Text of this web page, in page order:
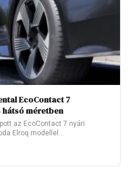
EcoContact 7
méretben
az EcoContact 7 nyári
Elroq modellel…